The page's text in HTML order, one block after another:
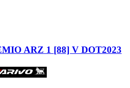
ARZ 1 [88] V DOT2023